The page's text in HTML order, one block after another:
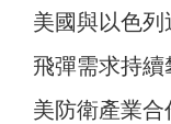
美國與以色
飛彈需求持續
美防衛產業合